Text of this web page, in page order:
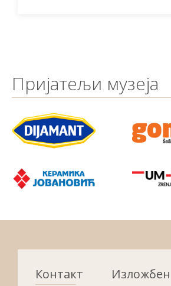
Пријатељи музеја
Контакт
Изложбени